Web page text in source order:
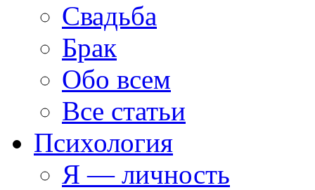
Свадьба
Брак
Обо всем
Все статьи
Психология
Я — личность